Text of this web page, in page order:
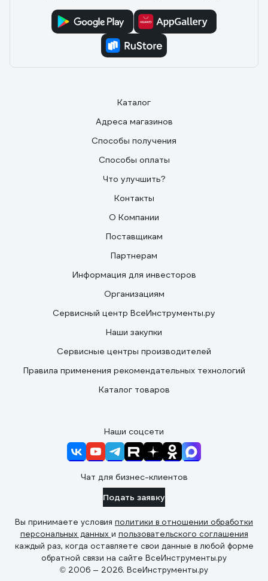
Каталог
Адреса магазинов
Способы получения
Способы оплаты
Что улучшить?
Контакты
О Компании
Поставщикам
Партнерам
Информация для инвесторов
Организациям
Сервисный центр ВсеИнструменты.ру
Наши закупки
Сервисные центры производителей
Правила применения рекомендательных технологий
Каталог товаров
Наши соцсети
Чат для бизнес-клиентов
Подать заявку
Вы принимаете условия политики в отношении обработки
персональных данных и пользовательского соглашения
каждый раз, когда оставляете свои данные в любой форме
обратной связи на сайте ВсеИнструменты.ру
© 2006 — 2026. ВсеИнструменты.ру